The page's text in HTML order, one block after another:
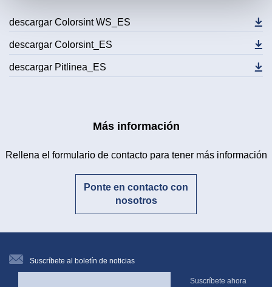
descargar Colorsint WS_ES
descargar Colorsint_ES
descargar Pitlinea_ES
Más información
Rellena el formulario de contacto para tener más información
Ponte en contacto con
nosotros
Suscríbete al boletín de noticias
Suscríbete ahora